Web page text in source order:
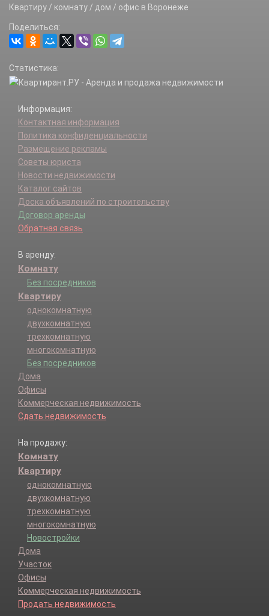
Квартиру / комнату / дом / офис в Воронеже
Поделиться:
Статистика:
Информация:
Контактная информация
Политика конфиденциальности
Размещение рекламы
Советы юриста
Новости недвижимости
Каталог сайтов
Доска объявлений по строительству
Договор аренды
Обратная связь
В аренду:
Комнату
Без посредников
Квартиру
однокомнатную
двухкомнатную
трехкомнатную
многокомнатную
Без посредников
Дома
Офисы
Коммерческая недвижимость
Сдать недвижимость
На продажу:
Комнату
Квартиру
однокомнатную
двухкомнатную
трехкомнатную
многокомнатную
Новостройки
Дома
Участок
Офисы
Коммерческая недвижимость
Продать недвижимость